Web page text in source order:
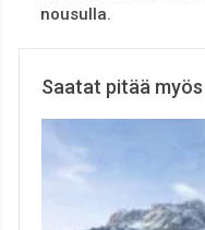
nousulla.
Saatat pitää